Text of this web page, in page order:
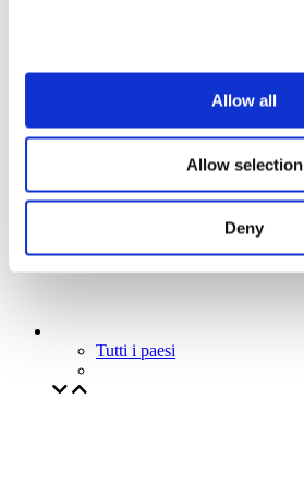
Allow all
Allow selection
Deny
Serata creativa
La nostra offerta speciale
Applicare
Tutti i paesi